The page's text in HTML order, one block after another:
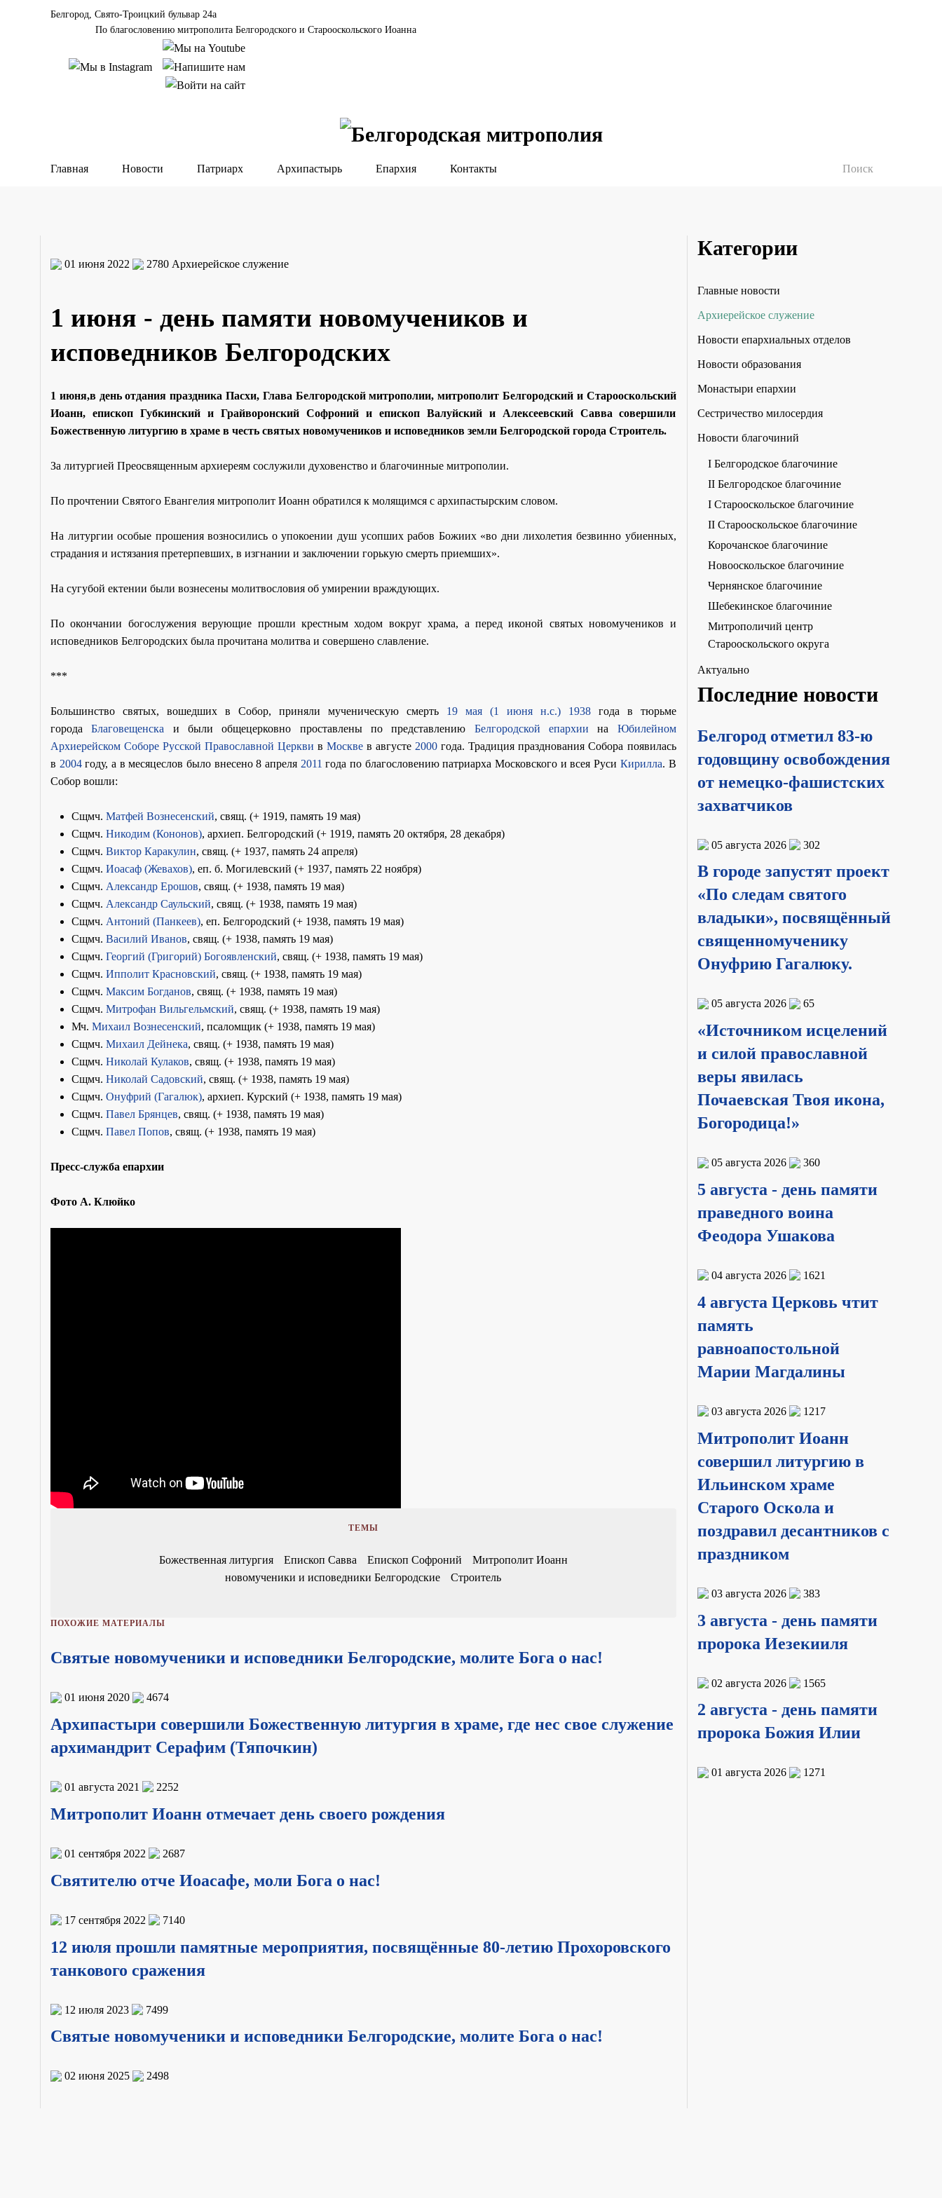
Белгород, Свято-Троицкий бульвар 24а
По благословению митрополита Белгородского и Старооскольского Иоанна
Главная Новости Патриарх Архипастырь Епархия Контакты
01 июня 2022 2780 Архиерейское служение
1 июня - день памяти новомучеников и
исповедников Белгородских
1 июня,в день отдания праздника Пасхи, Глава Белгородской митрополии, митрополит Белгородский и Старооскольский
Иоанн, епископ Губкинский и Грайворонский Софроний и епископ Валуйский и Алексеевский Савва совершили
Божественную литургию в храме в честь святых новомучеников и исповедников земли Белгородской города Строитель.
За литургией Преосвященным архиереям сослужили духовенство и благочинные митрополии.
По прочтении Святого Евангелия митрополит Иоанн обратился к молящимся с архипастырским словом.
На литургии особые прошения возносились о упокоении душ усопших рабов Божиих «во дни лихолетия безвинно убиенных,
страдания и истязания претерпевших, в изгнании и заключении горькую смерть приемших».
На сугубой ектении были вознесены молитвословия об умирении враждующих.
По окончании богослужения верующие прошли крестным ходом вокруг храма, а перед иконой святых новомучеников и
исповедников Белгородских была прочитана молитва и совершено славление.
***
Большинство святых, вошедших в Собор, приняли мученическую смерть 19 мая (1 июня н.с.) 1938года в тюрьме
городаБлаговещенска и были общецерковно проставлены по представлению Белгородской епархии на Юбилейном
Архиерейском Соборе Русской Православной Церкви вМоскве в августе 2000 года. Традиция празднования Собора появилась
в 2004году, а в месяцеслов было внесено 8 апреля 2011 года по благословению патриарха Московского и всея Руси Кирилла. В
Собор вошли:
Сщмч. Матфей Вознесенский, свящ. (+ 1919, память 19 мая)
Сщмч. Никодим (Кононов), архиеп. Белгородский (+ 1919, память 20 октября, 28 декабря)
Сщмч. Виктор Каракулин, свящ. (+ 1937, память 24 апреля)
Сщмч. Иоасаф (Жевахов), еп. б. Могилевский (+ 1937, память 22 ноября)
Сщмч. Александр Ерошов, свящ. (+ 1938, память 19 мая)
Сщмч. Александр Саульский, свящ. (+ 1938, память 19 мая)
Сщмч. Антоний (Панкеев), еп. Белгородский (+ 1938, память 19 мая)
Сщмч. Василий Иванов, свящ. (+ 1938, память 19 мая)
Сщмч. Георгий (Григорий) Богоявленский, свящ. (+ 1938, память 19 мая)
Сщмч. Ипполит Красновский, свящ. (+ 1938, память 19 мая)
Сщмч. Максим Богданов, свящ. (+ 1938, память 19 мая)
Сщмч. Митрофан Вильгельмский, свящ. (+ 1938, память 19 мая)
Мч. Михаил Вознесенский, псаломщик (+ 1938, память 19 мая)
Сщмч. Михаил Дейнека, свящ. (+ 1938, память 19 мая)
Сщмч. Николай Кулаков, свящ. (+ 1938, память 19 мая)
Сщмч. Николай Садовский, свящ. (+ 1938, память 19 мая)
Сщмч. Онуфрий (Гагалюк), архиеп. Курский (+ 1938, память 19 мая)
Сщмч. Павел Брянцев, свящ. (+ 1938, память 19 мая)
Сщмч. Павел Попов, свящ. (+ 1938, память 19 мая)
Пресс-служба епархии
Фото А. Клюйко
ТЕМЫ
Божественная литургия Епископ Савва Епископ Софроний
Митрополит Иоанн
новомученики и исповедники Белгородские
Строитель
ПОХОЖИЕ МАТЕРИАЛЫ
Святые новомученики и исповедники Белгородские, молите Бога о нас!
01 июня 2020 4674
Архипастыри совершили Божественную литургия в храме, где нес свое служение
архимандрит Серафим (Тяпочкин)
01 августа 2021 2252
Митрополит Иоанн отмечает день своего рождения
01 сентября 2022 2687
Святителю отче Иоасафе, моли Бога о нас!
17 сентября 2022 7140
12 июля прошли памятные мероприятия, посвящённые 80-летию Прохоровского
танкового сражения
12 июля 2023 7499
Святые новомученики и исповедники Белгородские, молите Бога о нас!
02 июня 2025 2498
Категории
Главные новости
Архиерейское служение
Новости епархиальных отделов
Новости образования
Монастыри епархии
Сестричество милосердия
Новости благочиний
I Белгородское благочиние
II Белгородское благочиние
I Старооскольское благочиние
II Старооскольское благочиние
Корочанское благочиние
Новооскольское благочиние
Чернянское благочиние
Шебекинское благочиние
Митрополичий центр
Старооскольского округа
Актуально
Последние новости
Белгород отметил 83-ю
годовщину освобождения
от немецко-фашистских
захватчиков
05 августа 2026 302
В городе запустят проект
«По следам святого
владыки», посвящённый
священномученику
Онуфрию Гагалюку.
05 августа 2026 65
«Источником исцелений
и силой православной
веры явилась
Почаевская Твоя икона,
Богородица!»
05 августа 2026 360
5 августа - день памяти
праведного воина
Феодора Ушакова
04 августа 2026 1621
4 августа Церковь чтит
память
равноапостольной
Марии Магдалины
03 августа 2026 1217
Митрополит Иоанн
совершил литургию в
Ильинском храме
Старого Оскола и
поздравил десантников с
праздником
03 августа 2026 383
3 августа - день памяти
пророка Иезекииля
02 августа 2026 1565
2 августа - день памяти
пророка Божия Илии
01 августа 2026 1271